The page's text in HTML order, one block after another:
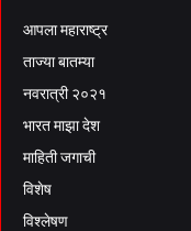
आपला महाराष्ट्र
ताज्या बातम्या
नवरात्री २०२१
भारत माझा देश
माहिती जगाची
विशेष
विश्लेषण